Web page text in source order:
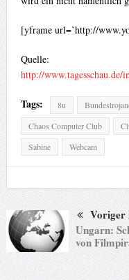
[yframe url=’http://
Quelle:
http://
Tags: 8u
Chaos Computer Club
Sabine
Webcam
Voriger
Ungarn:
von